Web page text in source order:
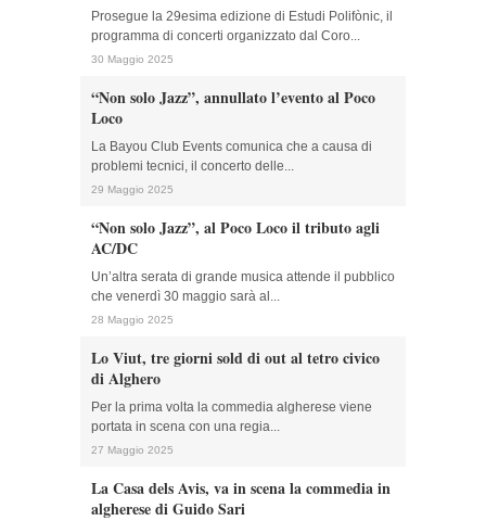
Prosegue la 29esima edizione di Estudi Polifònic, il
programma di concerti organizzato dal Coro...
30 Maggio 2025
“Non solo Jazz”, annullato l’evento al Poco
Loco
La Bayou Club Events comunica che a causa di
problemi tecnici, il concerto delle...
29 Maggio 2025
“Non solo Jazz”, al Poco Loco il tributo agli
AC/DC
Un’altra serata di grande musica attende il pubblico
che venerdì 30 maggio sarà al...
28 Maggio 2025
Lo Viut, tre giorni sold di out al tetro civico
di Alghero
Per la prima volta la commedia algherese viene
portata in scena con una regia...
27 Maggio 2025
La Casa dels Avis, va in scena la commedia in
algherese di Guido Sari